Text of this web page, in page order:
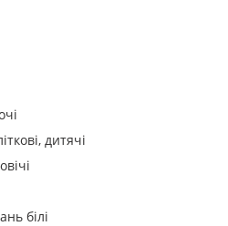
дитячі
білі